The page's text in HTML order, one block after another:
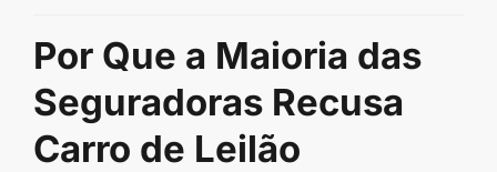
Por Que a Maioria das
Seguradoras Recusa
Carro de Leilão